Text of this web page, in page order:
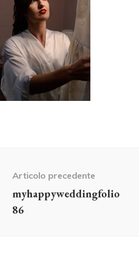
articolo
Articolo precedente
myhappyweddingfolio
86